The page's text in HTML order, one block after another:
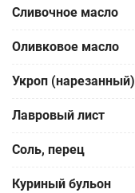
Сливочное масло
Оливковое масло
Укроп (нарезанный)
Лавровый лист
Соль, перец
Куриный бульон